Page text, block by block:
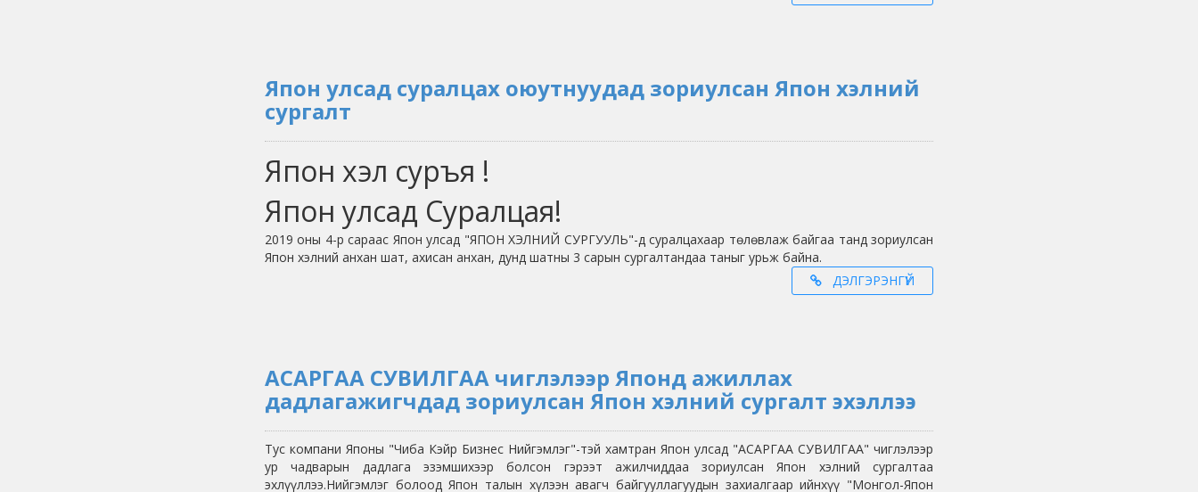
Япон улсад суралцах оюутнуудад зориулсан Япон хэлний
сургалт
Япон хэл суръя !
Япон улсад Суралцая!
2019 оны 4-р сараас Япон улсад "ЯПОН ХЭЛНИЙ СУРГУУЛЬ"-д суралцахаар төлөвлаж байгаа танд зориулсан
Япон хэлний анхан шат, ахисан анхан, дунд шатны 3 сарын сургалтандаа таныг урьж байна.
ДЭЛГЭРЭНГҮЙ
АСАРГАА СУВИЛГАА чиглэлээр Японд ажиллах
дадлагажигчдад зориулсан Япон хэлний сургалт эхэллээ
Тус компани Японы "Чиба Кэйр Бизнес Нийгэмлэг"-тэй хамтран Япон улсад "АСАРГАА СУВИЛГАА" чиглэлээр
ур чадварын дадлага эзэмшихээр болсон гэрээт ажилчиддаа зориулсан Япон хэлний сургалтаа
эхлүүллээ.Нийгэмлэг болоод Япон талын хүлээн авагч байгууллагуудын захиалгаар ийнхүү "Монгол-Япон